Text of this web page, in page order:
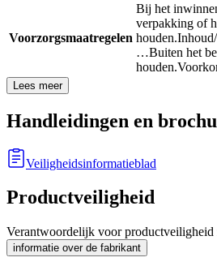
Voorzorgsmaatregelen
Bij het
verpakking of
houden.
…Buiten het
houden.
Lees meer
Handleidingen en
Veiligheidsinformatieblad
Productveiligheid
Verantwoordelijk voor productveiligheid
informatie over de fabrikant